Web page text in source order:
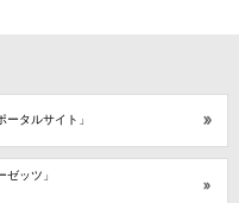
タルサイト」
ッツ」